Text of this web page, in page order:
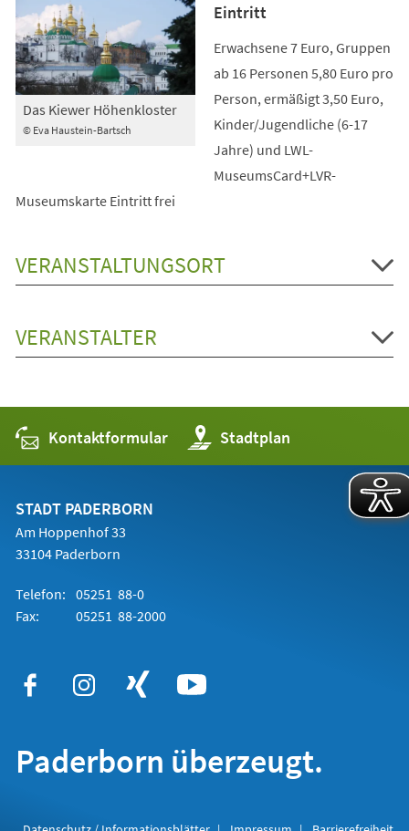
© Eva Haustein-Bartsch
Das Kiewer Höhenkloster
Eintritt
Erwachsene 7 Euro, Gruppen
ab 16 Personen 5,80 Euro pro
Person, ermäßigt 3,50 Euro,
Kinder/Jugendliche (6-17
Jahre) und LWL-
MuseumsCard+LVR-
Museumskarte Eintritt frei
VERANSTALTUNGSORT
VERANSTALTER
Kontaktformular Stadtplan
(Öffnet
in
einem
STADT PADERBORN
Am Hoppenhof 33
33104 Paderborn
Telefon: 05251 88-0
Fax:
05251 88-2000
Paderborn überzeugt.